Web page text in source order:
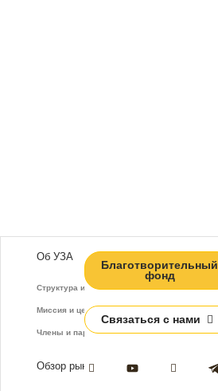
Об УЗА
Структура и функции
Миссия и цели
Члены и партнёры
Обзор рынка
Благотворительный
фонд
Связаться с нами